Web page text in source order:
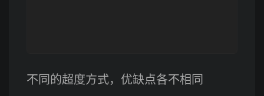
不同的超度方式，优缺点各不相同